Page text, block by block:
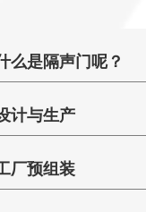
么是隔声门呢？
料主要有阻尼橡胶板、
量的防火、隔音和逃生
声门的尺寸和隔声性能
件。防锈喷涂后，表面
计与生产
等均按照严格的声学和
。
厂预组装